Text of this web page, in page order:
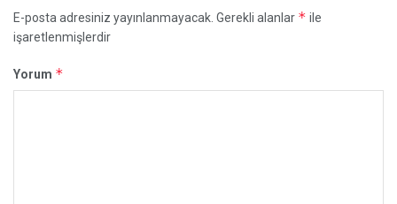
E-posta adresiniz yayınlanmayacak. Gerekli alanlar * ile
işaretlenmişlerdir
Yorum *